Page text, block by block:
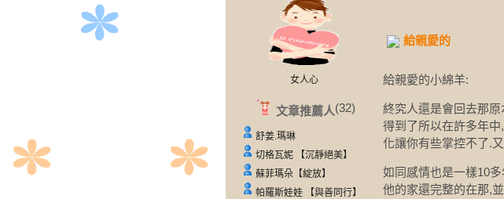
女人心
文章推薦人(32)
舒姜.瑪琳
切格瓦妮 【沉靜絕美】
蘇菲瑪朵【綻放】
帕羅斯娃娃 【與善同行】
給親愛的
給親愛的小綿羊:
終究人還是會回去那
得到了所以在許多年
化讓你有些掌控不了.
如同感情也是一樣10
他的家還完整的在那,